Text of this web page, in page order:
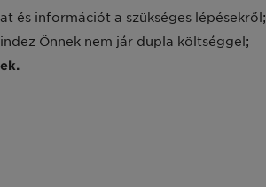
és információt a szükséges lépésekről;
Önnek nem jár dupla költséggel;